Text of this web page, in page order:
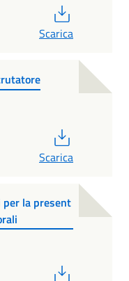
Scarica
Scarica
la present